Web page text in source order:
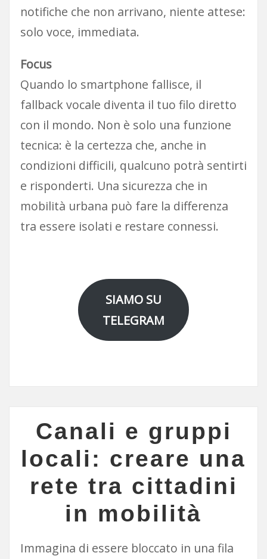
notifiche che non arrivano, niente attese:
solo voce, immediata.
Focus
Quando lo smartphone fallisce, il
fallback vocale diventa il tuo filo diretto
con il mondo. Non è solo una funzione
tecnica: è la certezza che, anche in
condizioni difficili, qualcuno potrà sentirti
e risponderti. Una sicurezza che in
mobilità urbana può fare la differenza
tra essere isolati e restare connessi.
SIAMO SU
TELEGRAM
Canali e gruppi
locali: creare una
rete tra cittadini
in mobilità
Immagina di essere bloccato in una fila